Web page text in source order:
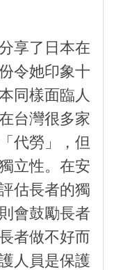
享了日本在
令她印象十
同樣面臨人
台灣很多家
代勞」，但
立性。在安
估長者的獨
會鼓勵長者
者做不好而
人員是保護